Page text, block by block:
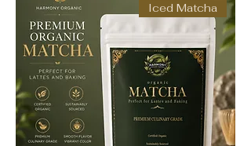
Iced Matcha